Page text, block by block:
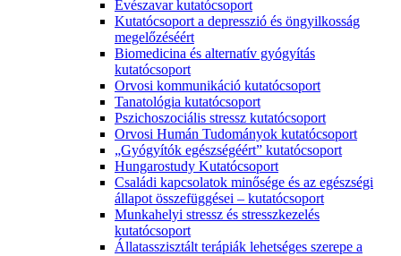
Evészavar kutatócsoport
Kutatócsoport a depresszió és öngyilkosság
megelőzéséért
Biomedicina és alternatív gyógyítás
kutatócsoport
Orvosi kommunikáció kutatócsoport
Tanatológia kutatócsoport
Pszichoszociális stressz kutatócsoport
Orvosi Humán Tudományok kutatócsoport
„Gyógyítók egészségéért” kutatócsoport
Hungarostudy Kutatócsoport
Családi kapcsolatok minősége és az egészségi
állapot összefüggései – kutatócsoport
Munkahelyi stressz és stresszkezelés
kutatócsoport
Állatasszisztált terápiák lehetséges szerepe a